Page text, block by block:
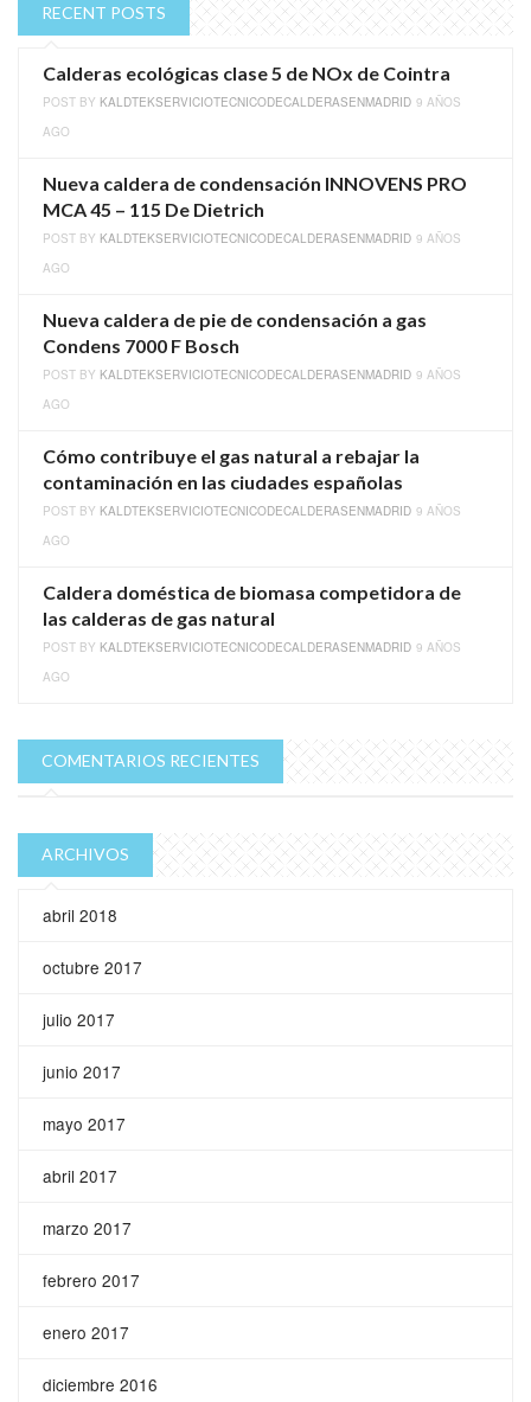
RECENT POSTS
Calderas ecológicas clase 5 de NOx de Cointra
POST BY KALDTEKSERVICIOTECNICODECALDERASENMADRID 9 AÑOS
AGO
Nueva caldera de condensación INNOVENS PRO
MCA 45 – 115 De Dietrich
POST BY KALDTEKSERVICIOTECNICODECALDERASENMADRID 9 AÑOS
AGO
Nueva caldera de pie de condensación a gas
Condens 7000 F Bosch
POST BY KALDTEKSERVICIOTECNICODECALDERASENMADRID 9 AÑOS
AGO
Cómo contribuye el gas natural a rebajar la
contaminación en las ciudades españolas
POST BY KALDTEKSERVICIOTECNICODECALDERASENMADRID 9 AÑOS
AGO
Caldera doméstica de biomasa competidora de
las calderas de gas natural
POST BY KALDTEKSERVICIOTECNICODECALDERASENMADRID 9 AÑOS
AGO
COMENTARIOS RECIENTES
ARCHIVOS
abril 2018
octubre 2017
julio 2017
junio 2017
mayo 2017
abril 2017
marzo 2017
febrero 2017
enero 2017
diciembre 2016